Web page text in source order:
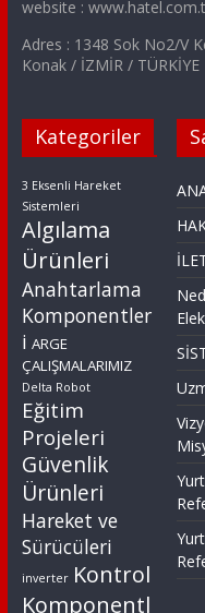
website :
Adres : 1348 Sok No2/V
Konak / İZMİR / TÜRKİYE
Kategoriler
3 Eksenli Hareket
Sistemleri
Algılama
Ürünleri
Anahtarlama
Komponentler
i ARGE
ÇALIŞMALARIMIZ
Delta Robot
Eğitim
Projeleri
Güvenlik
Ürünleri
Hareket ve
Sürücüleri
inverter Kontrol
Komponentl